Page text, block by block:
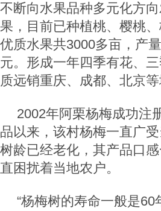
不断向水果品种多元化方
果，目前已种植桃、樱桃
优质水果共3000多亩，产
元。形成一年四季有花、
质远销重庆、成都、北京
2002年阿栗杨梅成功注
品以来，该村杨梅一直广
树龄已经老化，其产品口
直困扰着当地农户。
“杨梅树的寿命一般是